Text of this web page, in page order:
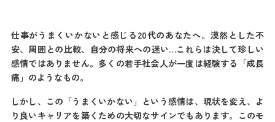
仕事がうまくいかないと感じる20代のあなたへ。漠然とした不
安、周囲との比較、自分の将来への迷い…これらは決して珍しい
感情ではありません。多くの若手社会人が一度は経験する「成長
痛」のようなもの。
しかし、この「うまくいかない」という感情は、現状を変え、よ
り良いキャリアを築くための大切なサインでもあります。このモ